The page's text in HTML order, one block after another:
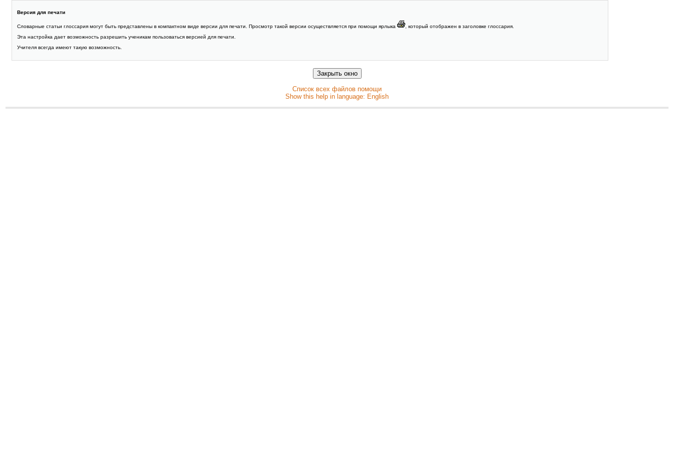
Версия для печати
Словарные статьи глоссария могут быть представлены в компактном виде версии для печати. Просмотр такой версии осуществляется при помощи ярлыка
, который отображен в заголовке глоссария.
Эта настройка дает возможность разрешить ученикам пользоваться версией для печати.
Учителя всегда имеют такую возможность.
Список всех файлов помощи
Show this help in language: English